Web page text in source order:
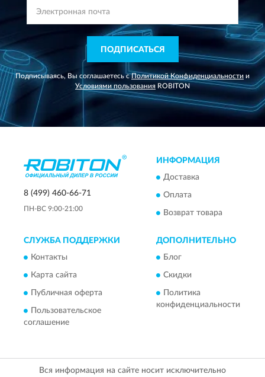
ПОДПИСАТЬСЯ
Подписываясь, Вы соглашаетесь сПолитикой Конфиденциальности и
Условиями пользования ROBITON
8 (499) 460-66-71
ПН-ВС 9:00-21:00
ИНФОРМАЦИЯ
Доставка
Оплата
Возврат товара
СЛУЖБА ПОДДЕРЖКИ
Контакты
Карта сайта
Публичная оферта
Пользовательское
соглашение
ДОПОЛНИТЕЛЬНО
Блог
Скидки
Политика
конфиденциальности
Вся информация на сайте носит исключительно